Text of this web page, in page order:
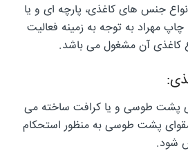
جنس های کاغذی، پارچه ای و یا
مهراد به توجه به زمینه فعالیت
کاغذی آن مشغول می باشد.
پشت طوسی و یا کرافت ساخته می
پشت طوسی به منظور استحکام
شود.